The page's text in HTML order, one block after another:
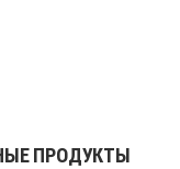
ПРОДУКТЫ